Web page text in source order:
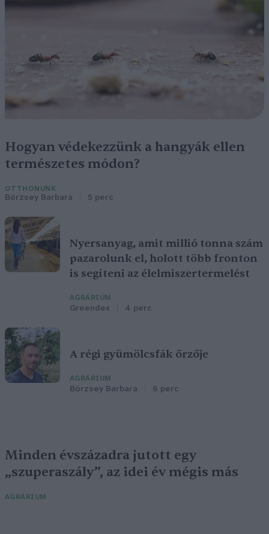
Hogyan védekezzünk a hangyák ellen
természetes módon?
OTTHONUNK
Börzsey Barbara 5 perc
Nyersanyag, amit millió tonna szám
pazarolunk el, holott több fronton
is segíteni az élelmiszertermelést
AGRÁRIUM
Greendex 4 perc
A régi gyümölcsfák őrzője
AGRÁRIUM
Börzsey Barbara 6 perc
Minden évszázadra jutott egy
„szuperaszály”, az idei év mégis más
AGRÁRIUM